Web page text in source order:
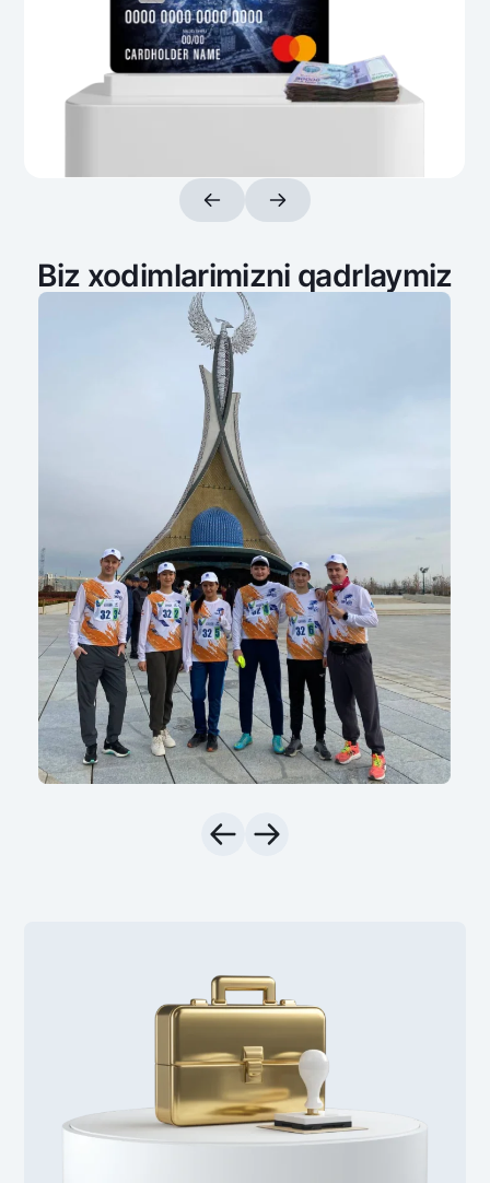
+998 78 148-00-101344
Biz xodimlarimizni qadrlaymiz